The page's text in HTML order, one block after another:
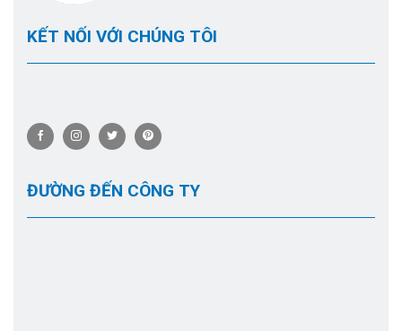
KẾT NỐI VỚI CHÚNG TÔI
ĐƯỜNG ĐẾN CÔNG TY